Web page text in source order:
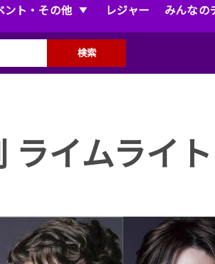
ント・その他 レジャー みんなの
検索
ライムライト